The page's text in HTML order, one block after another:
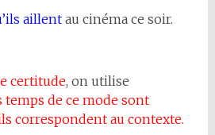
aillentau cinéma ce soir.
certitude, on utilise
temps de ce mode sont
correspondent au contexte.